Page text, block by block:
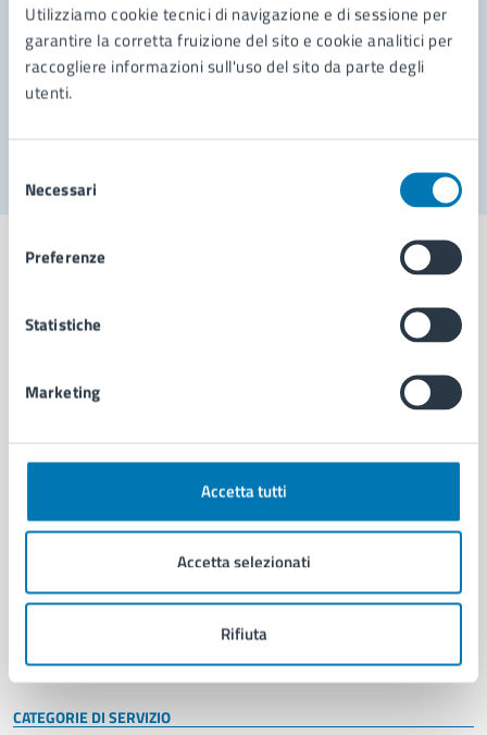
Utilizziamo cookie tecnici di navigazione e di sessione per
garantire la corretta fruizione del sito e cookie analitici per
raccogliere informazioni sull'uso del sito da parte degli
utenti.
delNecessari
Preferenze
Statistiche
Marketing
Accetta tutti
Accetta selezionati
Rifiuta
Prenota appuntamento
Problemi in città
Comune di Napoli
AMMINISTRAZIONE
Organi di governo
Enti e fondazioni
Personale amministrativo
Intranet, posta aziendale e protocollo
CATEGORIE DI SERVIZIO